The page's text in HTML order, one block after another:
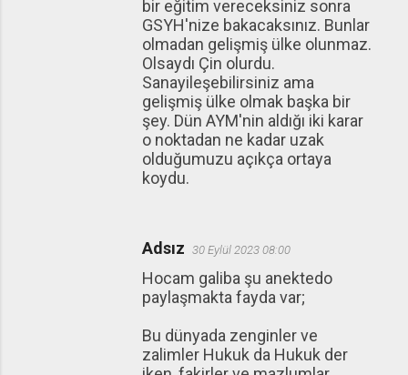
bir eğitim vereceksiniz sonra
GSYH'nize bakacaksınız. Bunlar
olmadan gelişmiş ülke olunmaz.
Olsaydı Çin olurdu.
Sanayileşebilirsiniz ama
gelişmiş ülke olmak başka bir
şey. Dün AYM'nin aldığı iki karar
o noktadan ne kadar uzak
olduğumuzu açıkça ortaya
koydu.
Adsız 30 Eylül 2023 08:00
Hocam galiba şu anektedo
paylaşmakta fayda var;
Bu dünyada zenginler ve
zalimler Hukuk da Hukuk der